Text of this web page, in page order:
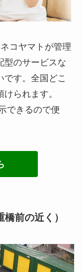
コヤマトが管理
型のサービスな
です。全国どこ
られます。
できるので便
前の近く）